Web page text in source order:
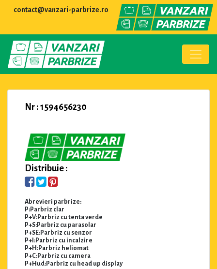
contact@vanzari-parbrize.ro
Nr : 1594656230
Distribuie :
Abrevieri parbrize:
P:Parbriz clar
P+V:Parbriz cu tenta verde
P+S:Parbriz cu parasolar
P+SE:Parbriz cu senzor
P+I:Parbriz cu incalzire
P+H:Parbriz heliomat
P+C:Parbriz cu camera
P+Hud:Parbriz cu head up display